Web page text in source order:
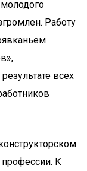
Работу
всех
К